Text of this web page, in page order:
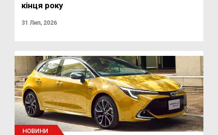
кінця року
31 Лип, 2026
НОВИНИ